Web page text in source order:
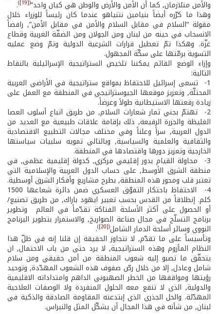
والأمن متلازمان, كما أن الأمن والأرض والوطن هي كيان واحد”(
[19]
)
.
وهذا ما كرّره أيضاً بنيامين نتنياهو عندما كان رئيساً للوزراء خلال
مقولة “السلام في مقابل السلام والأمن في مقابل الأمن”, رافضاً
الانسحاب في حينه من لبنان ومن الجولان ومن الضفّة الغربية وقطاع
غزّة. وهكذا تمّ تعطيل قرارات الشرعية الدولية وتمّ وضع عمليه
التسوية برمّتها على سكّة المجهول.
وإزاء الوضع القائم يمكننا تلخيص الستراتيجية الإسرائيلية بالنقاط
التالية:
1- ­ تسعى إسرائيل للاحتفاظ بمواقع ستراتيجية في الأراضي العربية
المحتلّة, وتعزيز موقعها الجيوستراتيجي في المنطقة مع العمل على
زيادة رقعتها الاستيطانية طولاً وعرضاً.
2- ­ تهتمّ بجني ثمار شعارات السلام, من طريق اتباع أسلوب العصا
الغليظة والجزرة الرفيعة, ذلك بإقامة علاقات طبيعية مع العديد من
الدول العربية, سراً وعلناً وفي مختلف مجالات التطبيع الاقتصادية
والثقافية والعلمية والسياسية, وبالتالي تمويه سلبيات سياستها
الخارجية وتعزيز دورها واقتصادها في المنطقة.
3- ­ محاولة القيام بدور إقليمي مركزي, كدولة إقليمية عظمى, في
منطقة الشرق الأوسط, على حساب الدول العربية والإسلامية التي
تعتبر قلب ومحور هذه المنطقة, بطرح مشاريع وأفكار الشرق أوسطية.
4- ­ الاحتفاظ باحتكار التفوّق العسكري ضمن دائرة شعاعها 1500
كلم. إنطلاقاً من القدس بحسب تعبير ايهود باراك, من طريق تصنيع/
أو الحصول على أكثر الأسلحة الفتاكة تقدّماً في العالم ­ وتطوير
برنامج التسلّح في مجال صناعة الصواريخ, والاستمرار بتطوير البرنامج
النووي وسائر أسلحة الدمار الشامل(
[20]
)
.
وتأسيساً على ما تقدّم, لا نتجاوز الحقيقة إن قلنا إنه في ظلّ هذا
النظام المأزوم وهذه الستراتيجية, لا يرد حتى من باب الاحتمال, ان
يتحقّق ما تصبو إليه شعوب المنطقة من أمن حقيقي ومن سلام
شامل وعادل, إلا من خلال رصّ صفوف هذه الشعوب المهدّدة, وتوحيد
رؤيتها ومواقفها من الخطر الصهيوني الداهم وامتداداته الاقليمية
والدولية, الذي لا تنفع معه الحلول المنفردة ولا الوصفات العلاجية
المهدّئة. والحل الجذري الذي إبتدعته المقاومة الصادقة والذكية في
لبنان, من شأنه في هذا المجال أن يشكّل المثل والنبراس.